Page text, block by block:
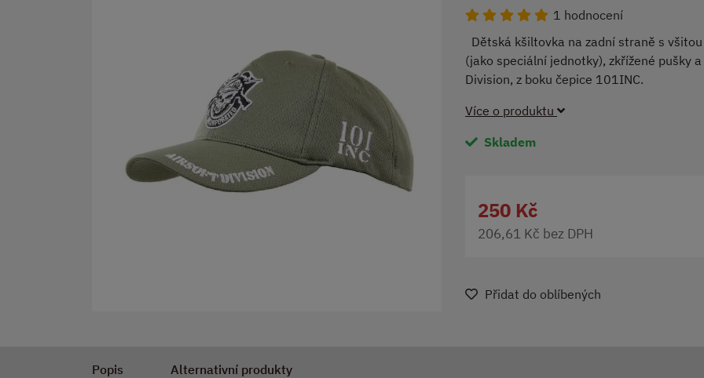
1 hodnocení
Dětská kšiltovka na zadní straně s
(jako speciální jednotky), zkřížené pušky
Division, z boku čepice 101INC.
Více o produktu
Skladem
250 Kč
206,61 Kč bez DPH
Přidat do oblíbených
Popis Alternativní produkty